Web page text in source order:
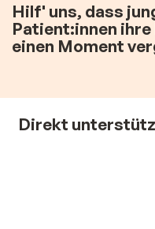
Direkt
Hilf' uns, dass
Patient:innen
einen Moment